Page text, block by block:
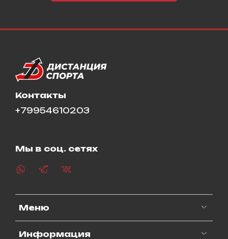
Меню
Информация
Контакты
+79954610203
Мы в соц. сетях